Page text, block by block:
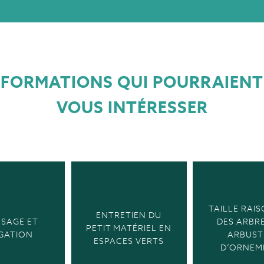
FORMATIONS QUI POURRAIENT
VOUS INTÉRESSER
ET
ENTRETIEN DU
PETIT MATÉRIEL EN
ESPACES VERTS
TAILLE
DES